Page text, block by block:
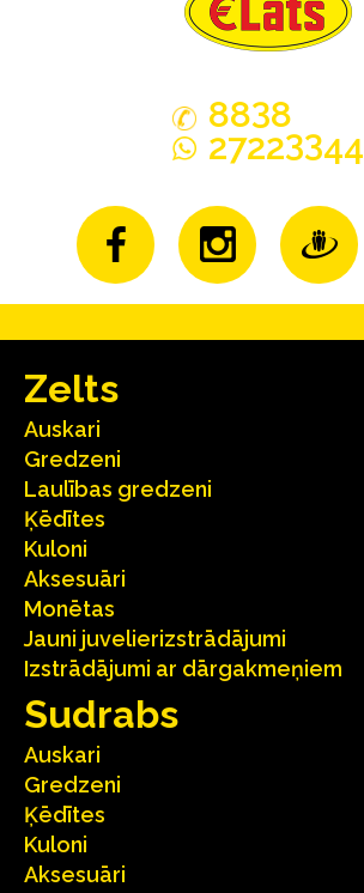
8838
27223344
Zelts
Auskari
Gredzeni
Laulības gredzeni
Ķēdītes
Kuloni
Aksesuāri
Monētas
Jauni juvelierizstrādājumi
Izstrādājumi ar dārgakmeņiem
Sudrabs
Auskari
Gredzeni
Ķēdītes
Kuloni
Aksesuāri